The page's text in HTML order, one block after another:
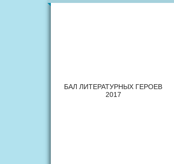
БАЛ ЛИТЕРАТУРНЫХ ГЕРОЕВ
2017